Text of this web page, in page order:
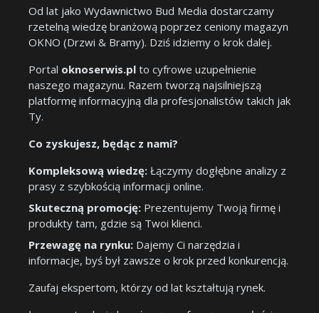
Od lat jako Wydawnictwo Bud Media dostarczamy
rzetelną wiedzę branżową poprzez ceniony magazyn
OKNO (Drzwi & Bramy). Dziś idziemy o krok dalej.
Portal oknoserwis.pl to cyfrowe uzupełnienie
naszego magazynu. Razem tworzą najsilniejszą
platformę informacyjną dla profesjonalistów takich jak
Ty.
Co zyskujesz, będąc z nami?
Kompleksową wiedzę: Łączymy dogłębne analizy z
prasy z szybkością informacji online.
Skuteczną promocję: Prezentujemy Twoją firmę i
produkty tam, gdzie są Twoi klienci.
Przewagę na rynku: Dajemy Ci narzędzia i
informacje, byś był zawsze o krok przed konkurencją.
Zaufaj ekspertom, którzy od lat kształtują rynek.